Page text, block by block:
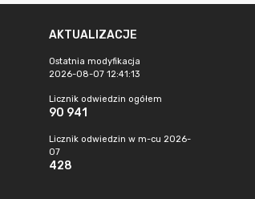
AKTUALIZACJE
Ostatnia modyfikacja
2026-08-07 12:41:13
Licznik odwiedzin ogółem
90 941
Licznik odwiedzin w m-cu 2026-
07
428